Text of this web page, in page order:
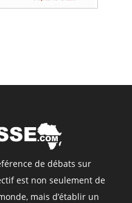
de débats sur
est non seulement de
mais d’établir un